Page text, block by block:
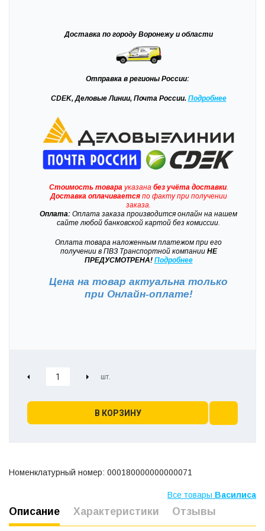
Доставка по городу Воронежу и области
Отправка в регионы России:
CDEK, Деловые Линии, Почта России. Подробнее
Стоимость товарауказана без учёта доставки.
Доставкаоплачиваетсяпо факту при получении
заказа.
Оплата: Оплата заказа производится онлайн на нашем
сайте любой банковской картой без комиссии.
Оплата товара наложенным платежом при его
получении в ПВЗ Транспортной компанииНЕ
ПРЕДУСМОТРЕНА! Подробнее
Цена на товар актуальна только
при Онлайн-оплате!
В КОРЗИНУ
Номенклатурный номер: 000180000000000071
Все товары Василиса
Описание Характеристики Отзывы